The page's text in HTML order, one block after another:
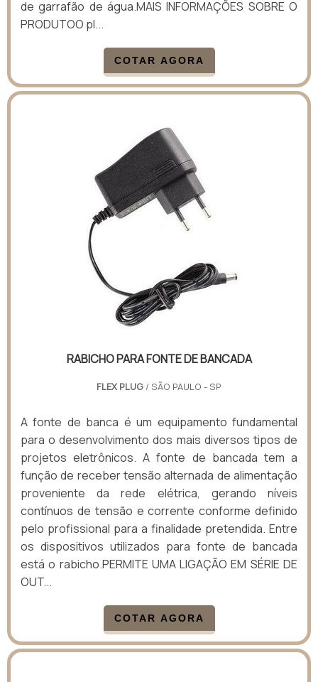
de garrafão de água.MAIS INFORMAÇÕES SOBRE O
PRODUTOO pl...
COTAR AGORA
RABICHO PARA FONTE DE BANCADA
FLEX PLUG / SÃO PAULO - SP
A fonte de banca é um equipamento fundamental
para o desenvolvimento dos mais diversos tipos de
projetos eletrônicos. A fonte de bancada tem a
função de receber tensão alternada de alimentação
proveniente da rede elétrica, gerando níveis
contínuos de tensão e corrente conforme definido
pelo profissional para a finalidade pretendida. Entre
os dispositivos utilizados para fonte de bancada
está o rabicho.PERMITE UMA LIGAÇÃO EM SÉRIE DE
OUT...
COTAR AGORA